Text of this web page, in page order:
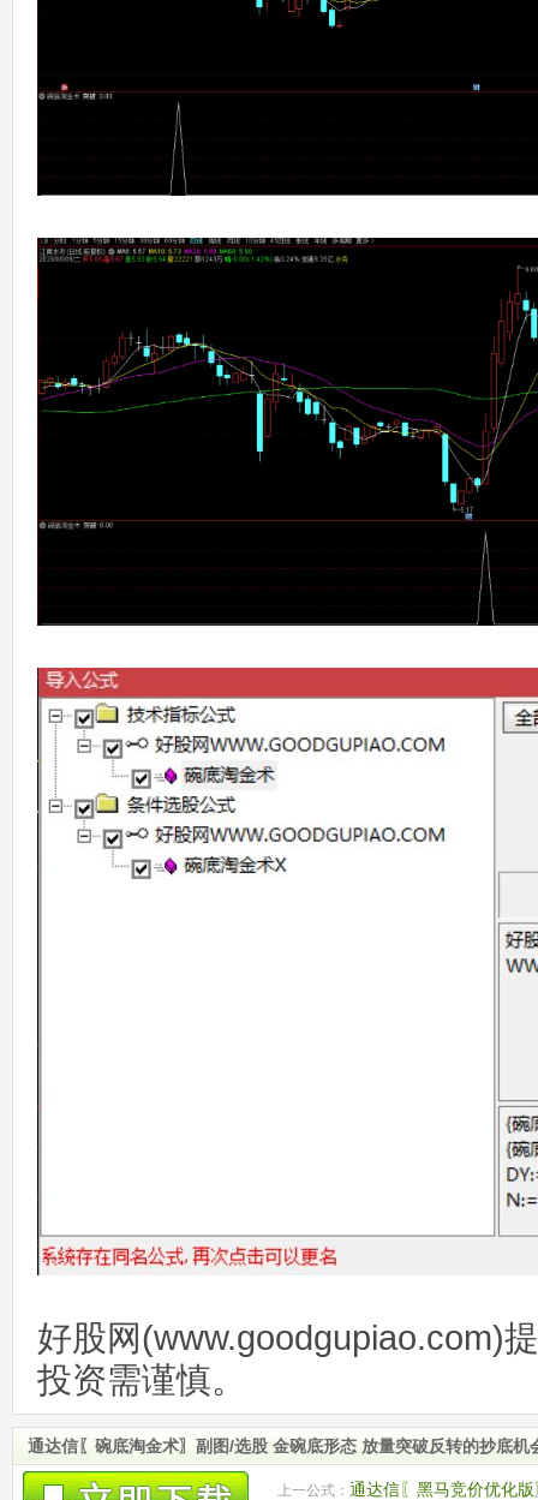
好股网(www.goodgupiao.com)
投资需谨慎。
通达信〖碗底淘金术〗副图/选股 金碗底形态 放量突破反转的抄底机
上一公式： 通达信〖黑马竞价优化